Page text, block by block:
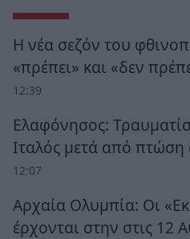
Η νέα σεζόν του
«πρέπει» και «δεν
12:39
Ελαφόνησος:
Ιταλός μετά από
12:07
Αρχαία Ολυμπία: Οι
έρχονται στην στις 12